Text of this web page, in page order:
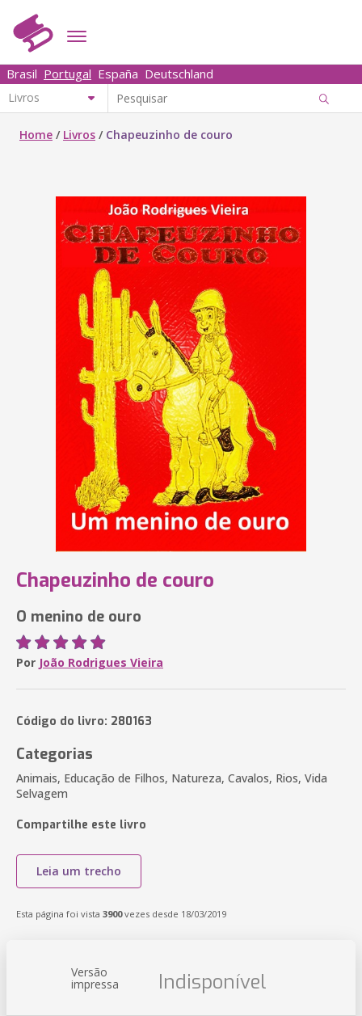
Brasil Portugal España Deutschland
Home / Livros / Chapeuzinho de couro
Chapeuzinho de couro
O menino de ouro
Por João Rodrigues Vieira
Código do livro: 280163
Categorias
Animais, Educação de Filhos, Natureza, Cavalos, Rios, Vida
Selvagem
Compartilhe este livro
Leia um trecho
Esta página foi vista 3900vezes desde 18/03/2019
Versão
impressa Indisponível